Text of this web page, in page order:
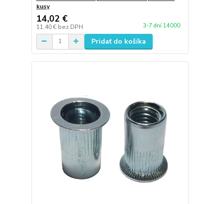
kusy
14,02 €
11,40 € bez DPH 3-7 dní 14000
Pridať do košíka